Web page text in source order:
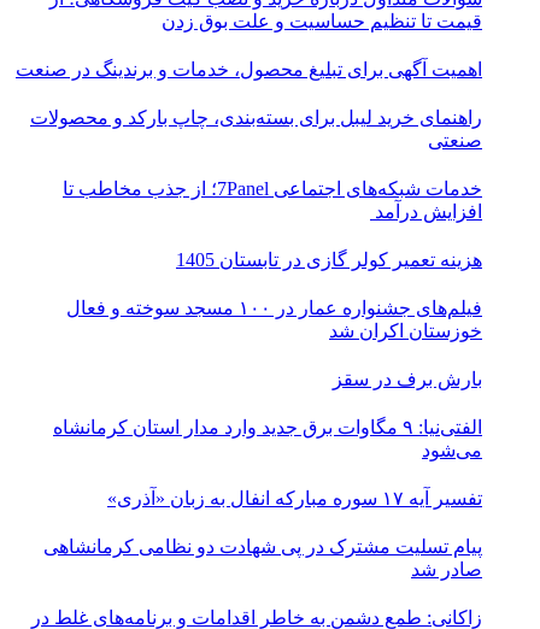
قیمت تا تنظیم حساسیت و علت بوق زدن
اهمیت آگهی برای تبلیغ محصول، خدمات و برندینگ در صنعت
راهنمای خرید لیبل برای بسته‌بندی، چاپ بارکد و محصولات
صنعتی
خدمات شبکه‌های اجتماعی 7Panel؛ از جذب مخاطب تا
افزایش درآمد
هزینه تعمیر کولر گازی در تابستان 1405
فیلم‌های جشنواره عمار در ۱۰۰ مسجد سوخته و فعال
خوزستان اکران شد
بارش برف در سقز
الفتی‌نیا: ۹ مگاوات برق جدید وارد مدار استان کرمانشاه
می‌شود
تفسیر آیه ۱۷ سوره مبارکه انفال به زبان «آذری»
پیام تسلیت مشترک در پی شهادت دو نظامی کرمانشاهی
صادر شد
زاکانی: طمع دشمن به خاطر اقدامات و برنامه‌های غلط در